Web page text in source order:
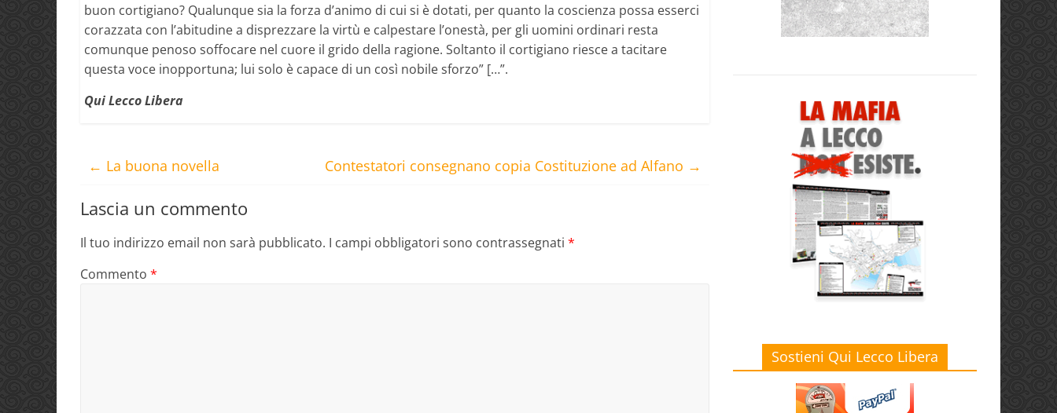
buon cortigiano? Qualunque sia la forza d’animo di cui si è dotati, per quanto la coscienza possa esserci
corazzata con l’abitudine a disprezzare la virtù e calpestare l’onestà, per gli uomini ordinari resta
comunque penoso soffocare nel cuore il grido della ragione. Soltanto il cortigiano riesce a tacitare
questa voce inopportuna; lui solo è capace di un così nobile sforzo” […”.
Qui Lecco Libera
← La buona novella Contestatori consegnano copia Costituzione ad Alfano →
Lascia un commento
Il tuo indirizzo email non sarà pubblicato. I campi obbligatori sono contrassegnati *
Commento *
Sostieni Qui Lecco Libera